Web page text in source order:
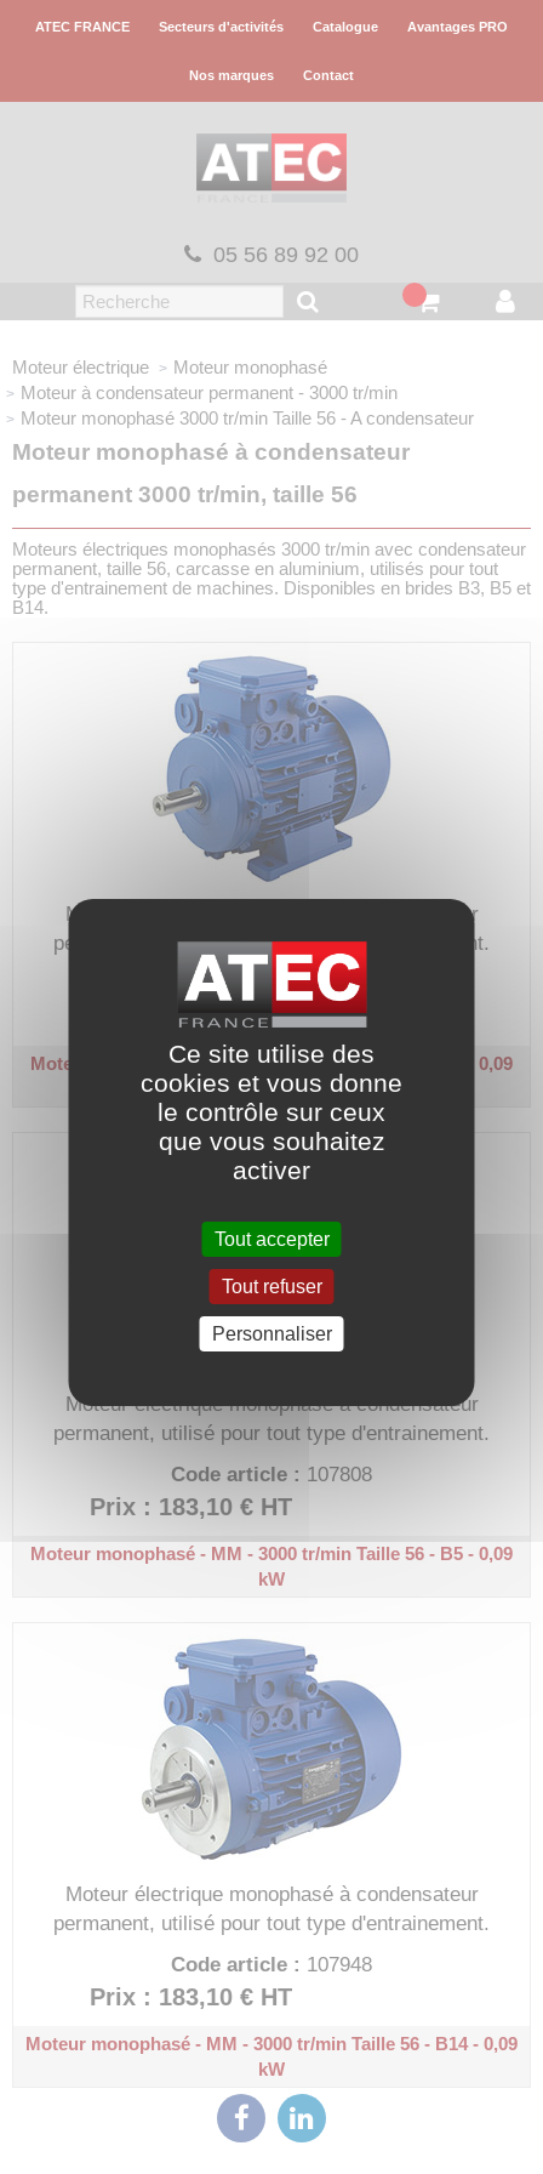
ATEC FRANCE Secteurs d'activités Catalogue Avantages PRO
Nos marques Contact
05 56 89 92 00
Moteur électrique
Moteur monophasé
Moteur à condensateur permanent - 3000 tr/min
Moteur monophasé 3000 tr/min Taille 56 - A condensateur
Moteur monophasé à condensateur
permanent 3000 tr/min, taille 56
Moteurs électriques monophasés 3000 tr/min avec condensateur
permanent, taille 56, carcasse en aluminium, utilisés pour tout
type d'entrainement de machines. Disponibles en brides B3, B5 et
B14.
Moteur électrique monophasé à condensateur
permanent, utilisé pour tout type d'entrainement.
Code article :107123
Prix : 168,00 €HT
Moteur monophasé - MM - 3000 tr/minTaille 56 - B3 - 0,09
kW
Moteur électrique monophasé à condensateur
permanent, utilisé pour tout type d'entrainement.
Code article : 107808
Prix : 183,10 € HT
Moteur monophasé - MM - 3000 tr/min Taille 56 - B5 - 0,09
kW
Moteur électrique monophasé à condensateur
permanent, utilisé pour tout type d'entrainement.
Code article : 107948
Prix : 183,10 € HT
Moteur monophasé - MM - 3000 tr/min Taille 56 - B14 - 0,09
kW
Ce site utilise des
cookies et vous donne
le contrôle sur ceux
que vous souhaitez
activer
Tout accepter
Tout refuser
Personnaliser